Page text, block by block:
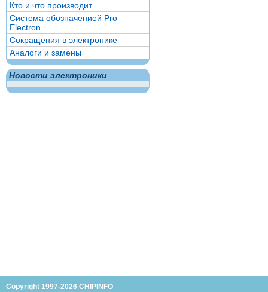
Кто и что производит
Система обозначенией Pro
Electron
Сокращения в электронике
Аналоги и замены
Новости электроники
Copyright 1997-2026 CHIPINFO